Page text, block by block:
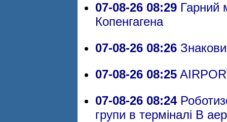
07-08-26 08:29 Гарний
Копенгагена
07-08-26 08:26
07-08-26 08:25
07-08-26 08:24
групи в терміналі B